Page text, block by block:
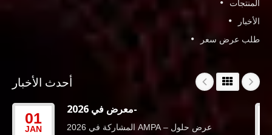
المنتجات
الأخبار
طلب عرض سعر
أحدث الأخبار
01
JAN
المشاركة في 2026 AMPA – عرض حلول